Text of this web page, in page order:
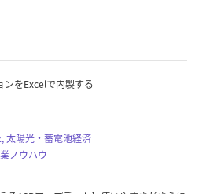
をExcelで内製する
太陽光・蓄電池経済
ノウハウ